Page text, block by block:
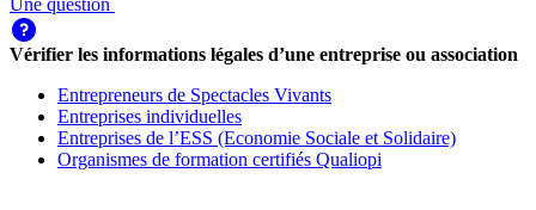
Une question
Vérifier les informations légales d’une entreprise ou association
Entrepreneurs de Spectacles Vivants
Entreprises individuelles
Entreprises de l’ESS (Economie Sociale et Solidaire)
Organismes de formation certifiés Qualiopi